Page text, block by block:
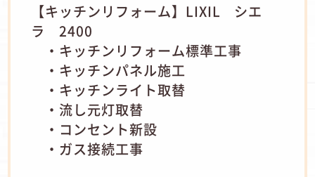
【キッチンリフォーム】LIXIL シエ
ラ 2400
・キッチンリフォーム標準工事
・キッチンパネル施工
・キッチンライト取替
・流し元灯取替
・コンセント新設
・ガス接続工事